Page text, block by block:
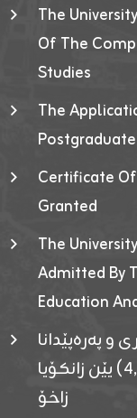
The
Of The
Studies
The
Certificate
Granted
The
Admitted By
Education
و پەرەپێدانا
پرۆگرامان بۆ قوتابیێن قوناغێن (٤٫٣٫٢) یێن زانکۆیا
زاخۆ